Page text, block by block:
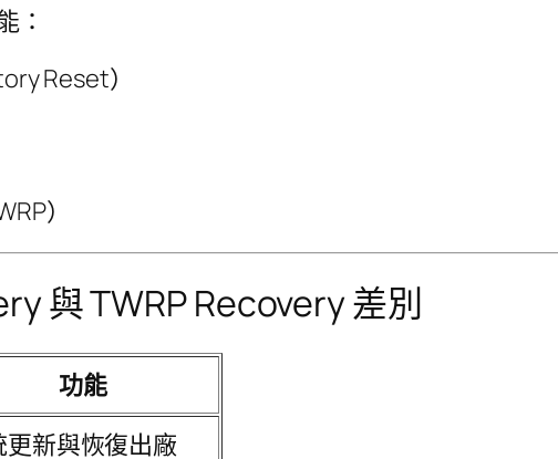
：
Reset）
）
與 TWRP Recovery 差別
功能
更新與恢復出廠